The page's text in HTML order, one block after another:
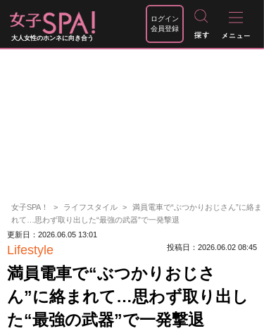
大人女性のホンネに向き合う
ログイン
会員登録
女子SPA！ ライフスタイル
満員電車で“ぶつかりおじさん”に絡ま
れて…思わず取り出した“最強の武器”で一発撃退
更新日：2026.06.05 13:01
Lifestyle 投稿日：2026.06.02 08:45
満員電車で“ぶつかりおじさ
ん”に絡まれて…思わず取り出し
た“最強の武器”で一発撃退